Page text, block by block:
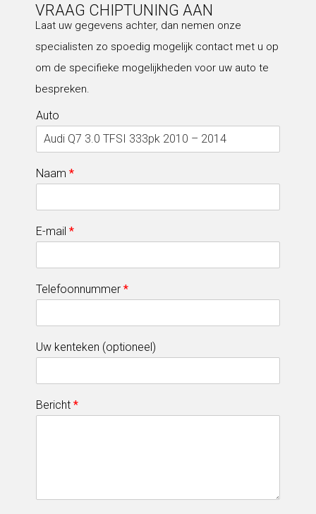
VRAAG CHIPTUNING AAN
Laat uw gegevens achter, dan nemen onze
specialisten zo spoedig mogelijk contact met u op
om de specifieke mogelijkheden voor uw auto te
bespreken.
Auto
Naam *
E-mail *
Telefoonnummer *
Uw kenteken (optioneel)
Bericht *